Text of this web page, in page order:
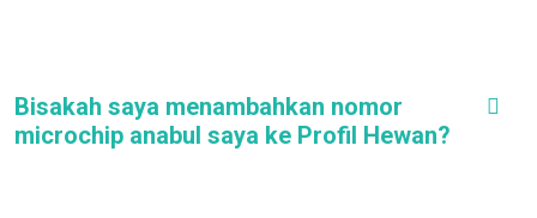
Bisakah saya menambahkan nomor
microchip anabul saya ke Profil Hewan?